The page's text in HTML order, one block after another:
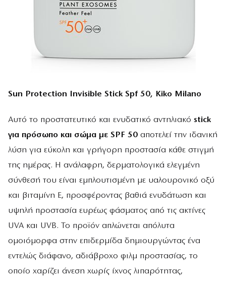
Sun Protection Invisible Stick Spf 50, Kiko Milano
Αυτό το προστατευτικό και ενυδατικό αντηλιακό stick
για πρόσωπο και σώμα με SPF 50 αποτελεί την ιδανική
λύση για εύκολη και γρήγορη προστασία κάθε στιγμή
της ημέρας. Η ανάλαφρη, δερματολογικά ελεγμένη
σύνθεσή του είναι εμπλουτισμένη με υαλουρονικό οξύ
και βιταμίνη Ε, προσφέροντας βαθιά ενυδάτωση και
υψηλή προστασία ευρέως φάσματος από τις ακτίνες
UVA και UVB. Το προϊόν απλώνεται απόλυτα
ομοιόμορφα στην επιδερμίδα δημιουργώντας ένα
εντελώς διάφανο, αδιάβροχο φιλμ προστασίας, το
οποίο χαρίζει άνεση χωρίς ίχνος λιπαρότητας,